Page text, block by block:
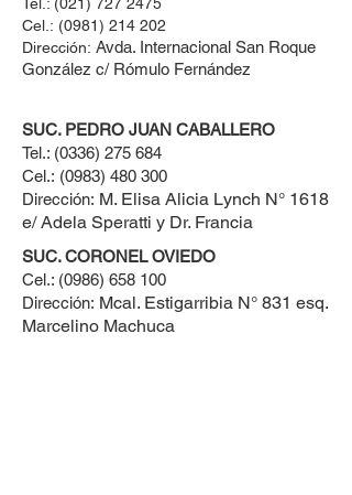
Cel.: (0981) 214 202
Dirección: Avda. Internacional San Roque
González c/ Rómulo Fernández
SUC. PEDRO JUAN CABALLERO
Tel.: (0336) 275 684
Cel.: (0983) 480 300
Dirección: M. Elisa Alicia Lynch N° 1618
e/ Adela Speratti y Dr. Francia
SUC. CORONEL OVIEDO
Cel.: (0986) 658 100
Dirección: Mcal. Estigarribia N° 831 esq.
Marcelino Machuca